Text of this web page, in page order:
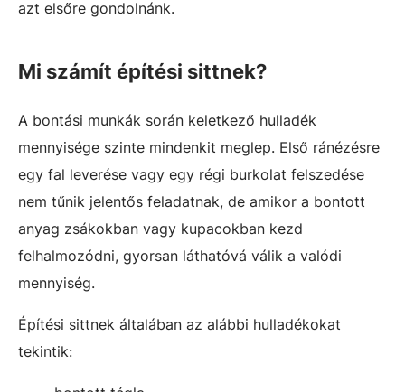
azt elsőre gondolnánk.
Mi számít építési sittnek?
A bontási munkák során keletkező hulladék
mennyisége szinte mindenkit meglep. Első ránézésre
egy fal leverése vagy egy régi burkolat felszedése
nem tűnik jelentős feladatnak, de amikor a bontott
anyag zsákokban vagy kupacokban kezd
felhalmozódni, gyorsan láthatóvá válik a valódi
mennyiség.
Építési sittnek általában az alábbi hulladékokat
tekintik: